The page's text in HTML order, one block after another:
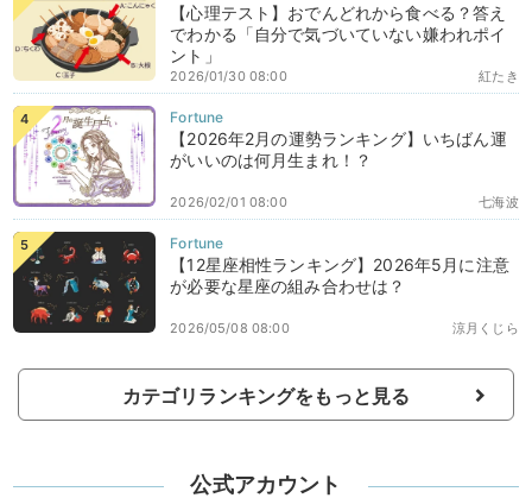
【心理テスト】おでんどれから食べる？答え
でわかる「自分で気づいていない嫌われポイ
ント」
紅たき
2026/01/30 08:00
【2026年2月の運勢ランキング】いちばん運
がいいのは何月生まれ！？
七海波
2026/02/01 08:00
【12星座相性ランキング】2026年5月に注意
が必要な星座の組み合わせは？
涼月くじら
2026/05/08 08:00
カテゴリランキングをもっと見る
公式アカウント